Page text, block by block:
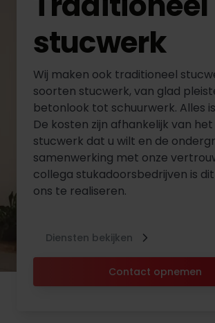
stucwerk
Wij maken ook traditioneel
soorten stucwerk, van glad
betonlook tot schuurwerk. Alles
De kosten zijn afhankelijk van
stucwerk dat u wilt en de
samenwerking met onze
collega stukadoorsbedrijven is
ons te realiseren.
Contact opnemen
Diensten bekijken